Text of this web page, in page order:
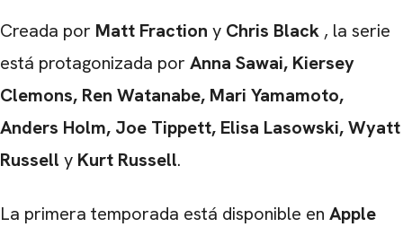
Creada por Matt Fraction y Chris Black , la serie
está protagonizada por Anna Sawai, Kiersey
Clemons, Ren Watanabe, Mari Yamamoto,
Anders Holm, Joe Tippett, Elisa Lasowski, Wyatt
Russell y Kurt Russell.
La primera temporada está disponible en Apple